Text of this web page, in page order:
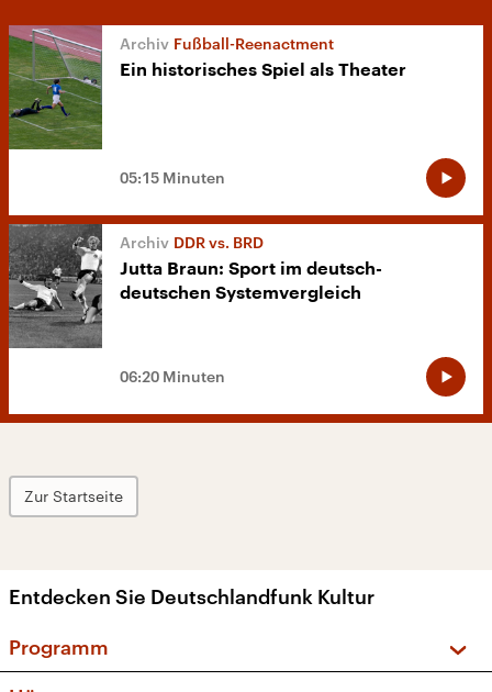
Fußball-Reenactment
Ein historisches Spiel als Theater
05:15 Minuten
DDR vs. BRD
Jutta Braun: Sport im deutsch-
deutschen Systemvergleich
06:20 Minuten
Zur Startseite
Entdecken Sie Deutschlandfunk Kultur
Programm